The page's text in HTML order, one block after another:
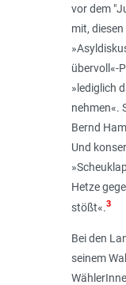
vor dem
mit,
übervoll«-
»lediglich
nehmen«.
Bernd
Und
Hetze
stößt«.3
Bei den
seinem